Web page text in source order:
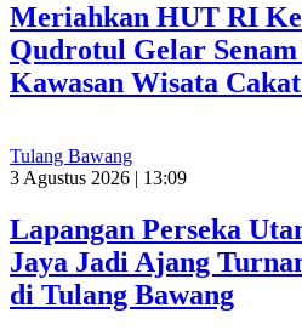
Meriahkan HUT RI
Qudrotul Gelar
Kawasan Wisata
Tulang Bawang
3 Agustus 2026 | 13:09
Lapangan Perseka
Jaya Jadi Ajang
di Tulang Bawang